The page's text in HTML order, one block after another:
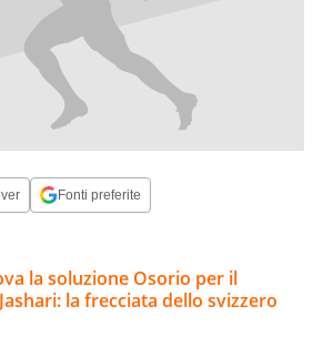
Fonti preferite
la soluzione Osorio per il
la frecciata dello svizzero